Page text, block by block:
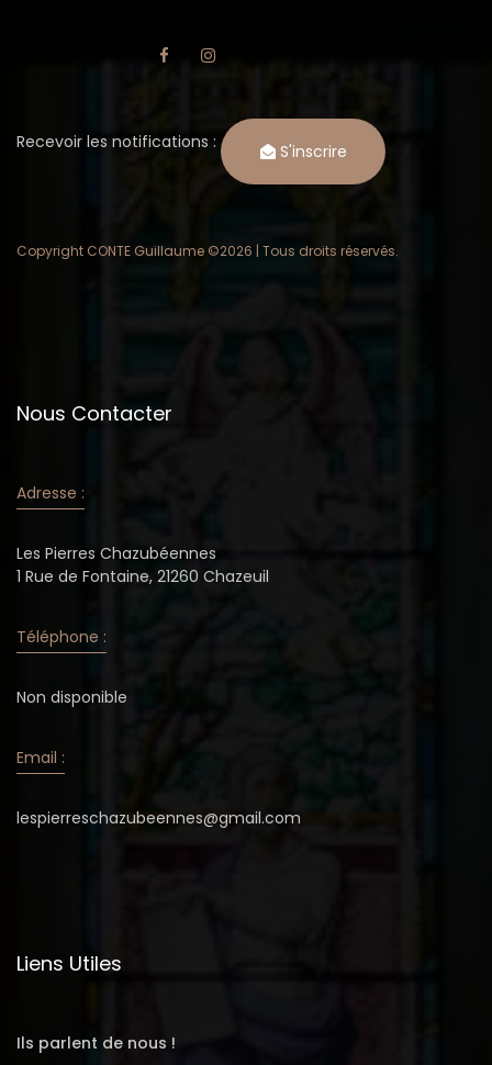
Recevoir les notifications : S'inscrire
Copyright CONTE Guillaume ©2026 | Tous droits réservés.
Nous Contacter
Adresse :
Les Pierres Chazubéennes
1 Rue de Fontaine, 21260 Chazeuil
Téléphone :
Non disponible
Email :
lespierreschazubeennes@gmail.com
Liens Utiles
Ils parlent de nous !